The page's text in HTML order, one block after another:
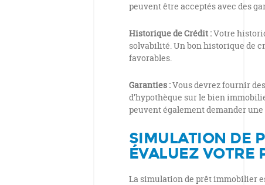
peuvent être acceptés avec des
Historique de Crédit :Votre
solvabilité. Un bon historique de
favorables.
Garanties :Vous devrez fournir
d’hypothèque sur le bien
peuvent également demander une
SIMULATION DE
ÉVALUEZ VOTRE
La simulation de prêt immobilier